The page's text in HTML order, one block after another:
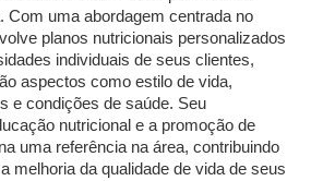
Com uma abordagem centrada no
planos nutricionais personalizados
individuais de seus clientes,
aspectos como estilo de vida,
e condições de saúde. Seu
nutricional e a promoção de
uma referência na área, contribuindo
melhoria da qualidade de vida de seus